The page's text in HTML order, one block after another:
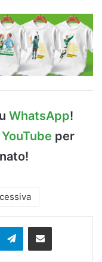
WhatsApp!
per
TelegramCondividi via Email